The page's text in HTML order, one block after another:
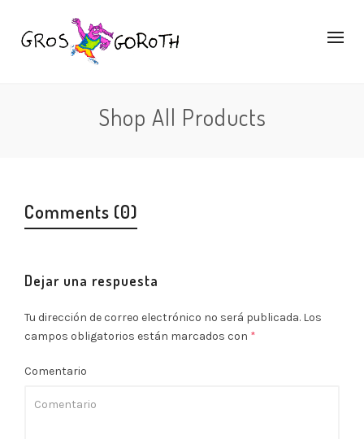
Shop All Products
Comments (0)
Dejar una respuesta
Tu dirección de correo electrónico no será publicada. Los
campos obligatorios están marcados con *
Comentario